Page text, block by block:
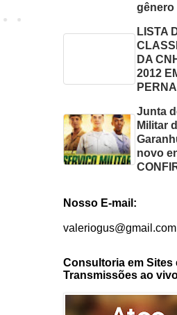
gênero
LISTA
DA
2012
Junta
Militar
novo
Nosso E-mail:
valeriogus@gmail.com
Consultoria em Sites
Transmissões ao